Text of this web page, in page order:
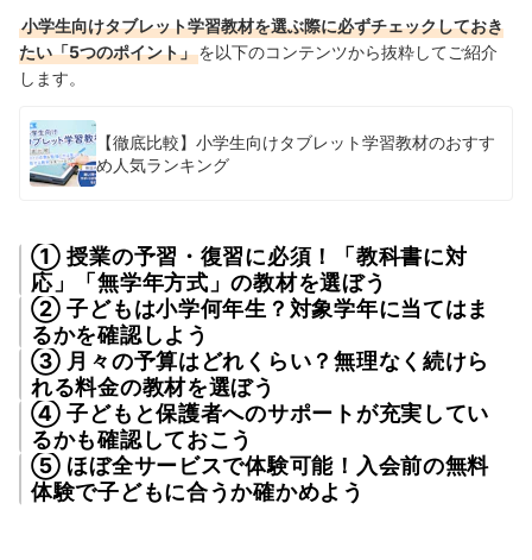
小学生向けタブレット学習教材を選ぶ際に必ずチェックしておき
たい「5つのポイント」を以下のコンテンツから抜粋してご紹介
します。
【徹底比較】小学生向けタブレット学習教材のおすす
め人気ランキング
① 授業の予習・復習に必須！「教科書に対
応」「無学年方式」の教材を選ぼう
② 子どもは小学何年生？対象学年に当てはま
るかを確認しよう
③ 月々の予算はどれくらい？無理なく続けら
れる料金の教材を選ぼう
④ 子どもと保護者へのサポートが充実してい
るかも確認しておこう
⑤ ほぼ全サービスで体験可能！入会前の無料
体験で子どもに合うか確かめよう